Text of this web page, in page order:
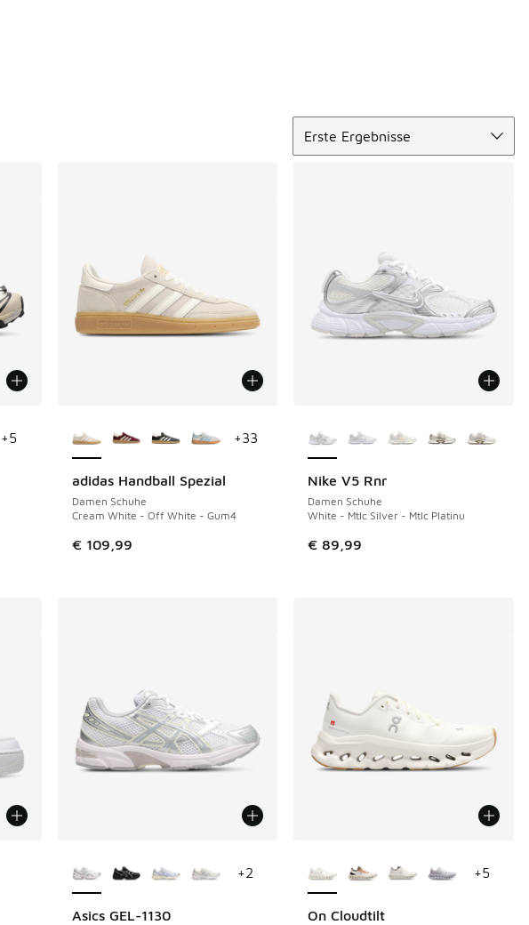
Erste Ergebnisse
+5
adidas Handball Spezial
Damen Schuhe
Cream White - Off White - Gum4
€ 109,99
+33
Nike V5 Rnr
Damen Schuhe
White - Mtlc Silver - Mtlc Platinu
€ 89,99
Asics GEL-1130
+2
On Cloudtilt
+5